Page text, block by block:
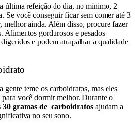
última refeição do dia, no mínimo, 2
Se você conseguir ficar sem comer até 3
melhor ainda. Além disso, procure fazer
Alimentos gordurosos e pesados
e podem atrapalhar a qualidade
teme os carboidratos, mas eles
para você dormir melhor. Durante o
30 gramas de carboidratos ajudam a
no seu sono.